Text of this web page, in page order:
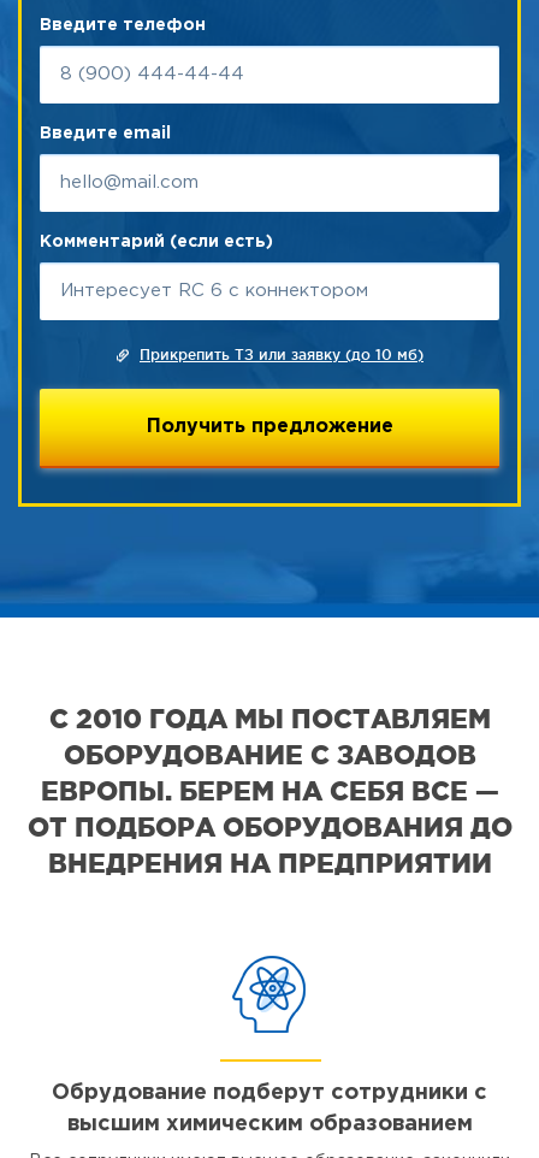
Введите телефон
Введите email
Комментарий (если есть)
Прикрепить ТЗ или заявку (до 10 мб)
С 2010 ГОДА МЫ ПОСТАВЛЯЕМ
ОБОРУДОВАНИЕ С ЗАВОДОВ
ЕВРОПЫ. БЕРЕМ НА СЕБЯ ВСЕ —
ОТ ПОДБОРА ОБОРУДОВАНИЯ ДО
ВНЕДРЕНИЯ НА ПРЕДПРИЯТИИ
Обрудование подберут сотрудники с
высшим химическим образованием